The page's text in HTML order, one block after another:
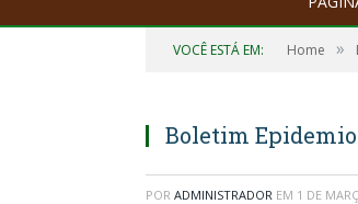
VOCÊ ESTÁ EM: Home »
Boletim
POR ADMINISTRADOR EM 1 DE